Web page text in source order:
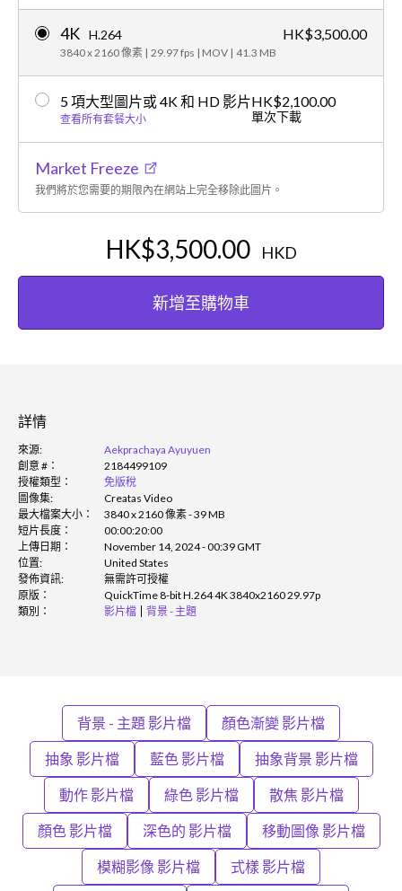
4K H.264
3840 x 2160 像素 | 29.97 fps | MOV | 41.3 MB
HK$3,500.00
5 項大型圖片或 4K 和 HD 影片
查看所有套餐大小
HK$2,100.00
單次下載
Market Freeze
我們將於您需要的期限內在網站上完全移除此圖片。
HK$3,500.00 HKD
新增至購物車
詳情
來源:
Aekprachaya Ayuyuen
創意 #：
2184499109
授權類型：
免版稅
圖像集:
Creatas Video
最大檔案大小：
3840 x 2160 像素 - 39 MB
短片長度：
00:00:20:00
上傳日期：
November 14, 2024 - 00:39 GMT
位置:
United States
發佈資訊:
無需許可授權
原版：
QuickTime 8-bit H.264 4K 3840x2160 29.97p
類別：
影片檔 背景 - 主題
背景 - 主題 影片檔 顏色漸變 影片檔
抽象 影片檔 藍色 影片檔 抽象背景 影片檔
動作 影片檔 綠色 影片檔 散焦 影片檔
顏色 影片檔 深色的 影片檔 移動圖像 影片檔
模糊影像 影片檔 式樣 影片檔